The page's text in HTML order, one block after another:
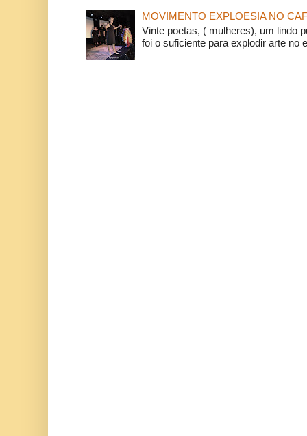
MOVIMENTO EXPLOESIA NO
Vinte poetas, ( mulheres), um lindo
foi o suficiente para explodir arte no